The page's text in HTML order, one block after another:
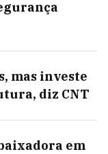
mas investe
diz CNT
em